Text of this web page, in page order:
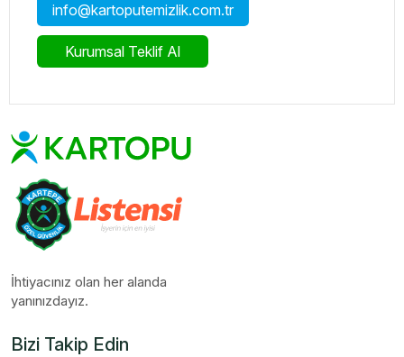
info@kartoputemizlik.com.tr
Kurumsal Teklif Al
İhtiyacınız olan her alanda
yanınızdayız.
Bizi Takip Edin